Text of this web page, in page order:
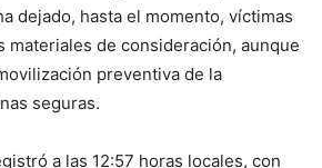
dejado, hasta el momento, víctimas
materiales de consideración, aunque
preventiva de la
seguras.
a las 12:57 horas locales, con